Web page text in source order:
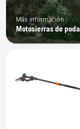
Más información
Motosierras de poda